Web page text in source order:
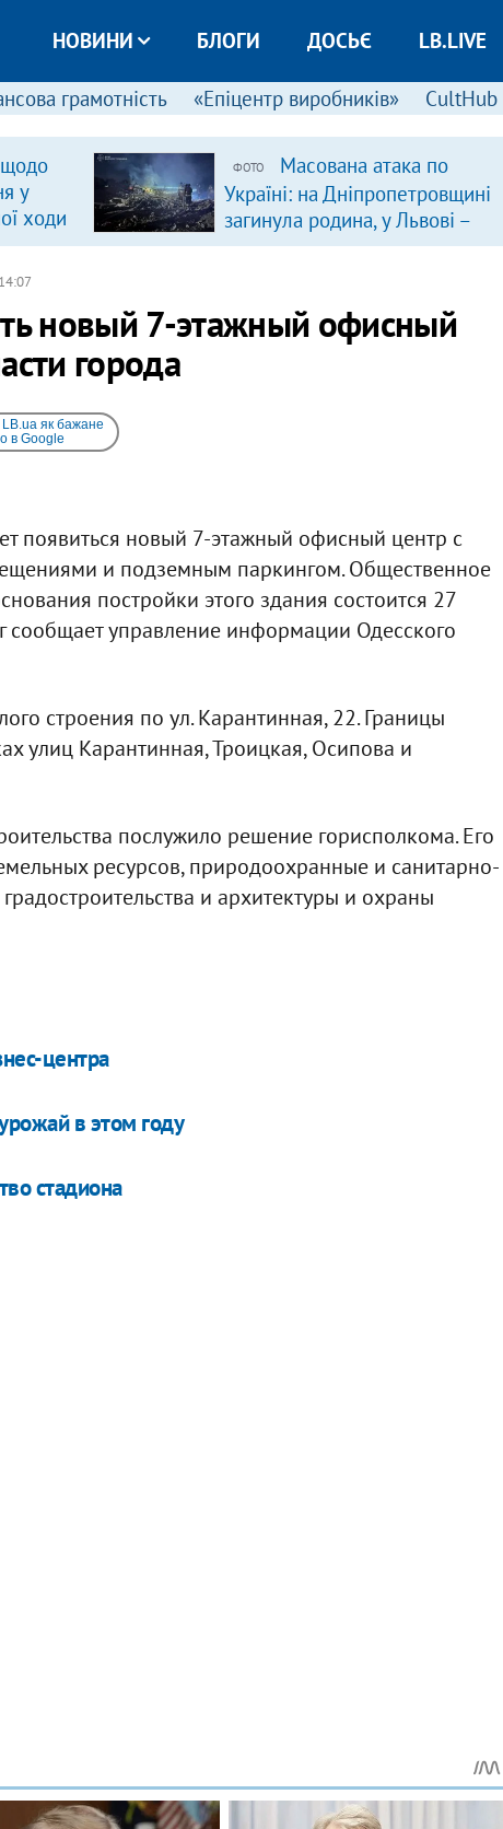
НОВИНИ БЛОГИ ДОСЬЄ LB.LIVE
грамотність «Епіцентр виробників» CultHub
щодо
у
ходи
ФОТО
Масована атака по
Україні: на Дніпропетровщині
загинула родина, у Львові –
удар по багатоповерхівках
новый 7-этажный офисный
города
як бажане
в Google
появиться новый 7-этажный офисный центр с
и подземным паркингом. Общественное
постройки этого здания состоится 27
сообщает управление информации Одесского
строения по ул. Карантинная, 22. Границы
улиц Карантинная, Троицкая, Осипова и
послужило решение горисполкома. Его
ресурсов, природоохранные и санитарно-
и архитектуры и охраны
центра
в этом году
стадиона